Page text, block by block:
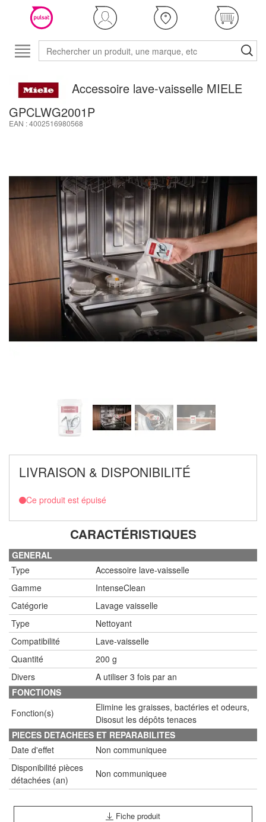
Accessoire lave-vaisselle MIELE
GPCLWG2001P
EAN : 4002516980568
LIVRAISON & DISPONIBILITÉ
Ce produit est épuisé
CARACTÉRISTIQUES
GENERAL
Type
Accessoire lave-vaisselle
Gamme
IntenseClean
Catégorie
Lavage vaisselle
Type
Nettoyant
Compatibilité
Lave-vaisselle
Quantité
200 g
Divers
A utiliser 3 fois par an
FONCTIONS
Fonction(s)
Elimine les graisses, bactéries et odeurs,
Disosut les dépôts tenaces
PIECES DETACHEES ET REPARABILITES
Date d'effet
Non communiquee
Disponibilité pièces
détachées (an)
Non communiquee
Fiche produit